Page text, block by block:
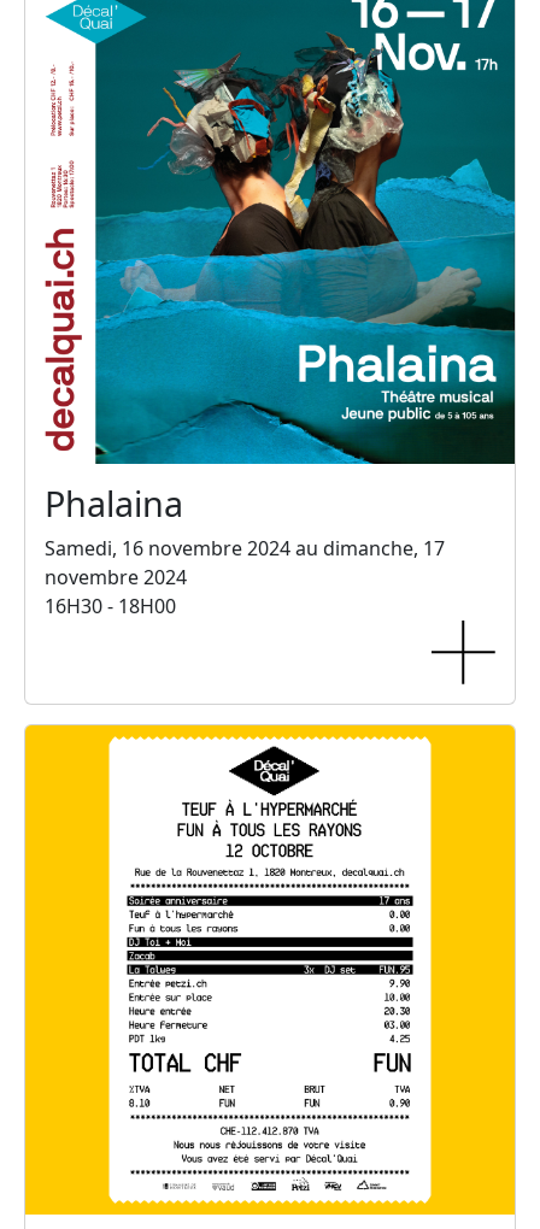
Phalaina
Samedi, 16 novembre 2024 au dimanche, 17
novembre 2024
16H30 - 18H00